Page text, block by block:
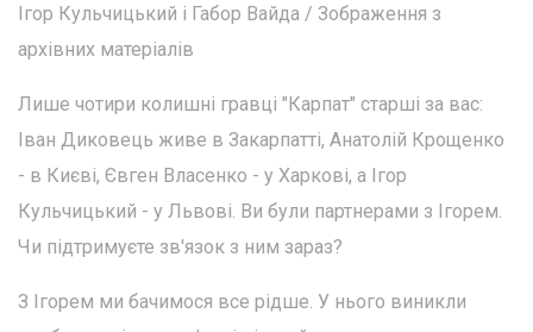
Ігор Кульчицький і Габор Вайда / Зображення з
архівних матеріалів
Лише чотири колишні гравці "Карпат" старші за вас:
Іван Диковець живе в Закарпатті, Анатолій Крощенко
- в Києві, Євген Власенко - у Харкові, а Ігор
Кульчицький - у Львові. Ви були партнерами з Ігорем.
Чи підтримуєте зв'язок з ним зараз?
З Ігорем ми бачимося все рідше. У нього виникли